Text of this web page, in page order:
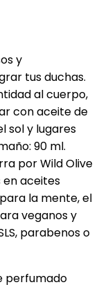
y
tus duchas.
al cuerpo,
con aceite de
sol y lugares
90 ml.
por Wild Olive
en aceites
la mente, el
veganos y
parabenos o
perfumado